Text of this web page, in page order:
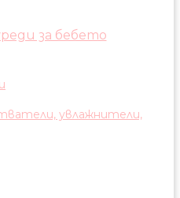
за бебето
увлажнители,